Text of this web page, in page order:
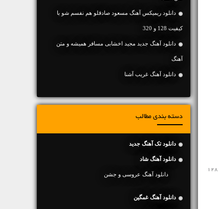
مخاطبین محترم رسانه ی نفیس موزیک آهنگ رپ جدید ♬ زیرزمین نیما زئوس و محمد ام پی ♬ را در ادامه به رایگان و با سرعت بالا با کیفیت 128
دانلود ریمیکس آهنگ مسعود صادقلو هم نفسم شو با
کیفیت 128 و 320
دانلود آهنگ جديد مجید اخشابی مسافر همیشه و متن
آهنگ
دانلود آهنگ غریب آشنا
دسته بندی مطالب
دانلود تک آهنگ جدید
دانلود آهنگ شاد
دانلود آهنگ عروسی و جشن
دانلود آهنگ غمگین